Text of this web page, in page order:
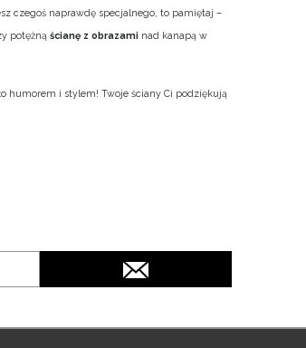
czegoś naprawdę specjalnego, to pamiętaj –
potężną ścianę z obrazami nad kanapą w
humorem i stylem! Twoje ściany Ci podziękują